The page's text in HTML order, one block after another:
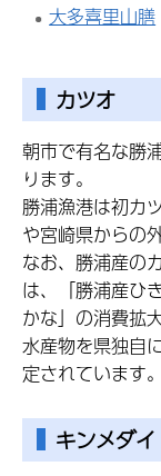
大多喜里山膳
カツオ
朝市で有名な勝
ります。
勝浦漁港は初カ
や宮崎県からの
なお、勝浦産の
は、「勝浦産ひ
かな」の消費拡
水産物を県独自
定されています。
キンメダイ